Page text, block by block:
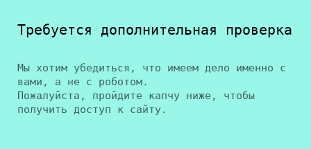
Требуется дополнительная проверка
Мы хотим убедиться, что имеем дело именно с
вами, а не с роботом.
Пожалуйста, пройдите капчу ниже, чтобы
получить доступ к сайту.